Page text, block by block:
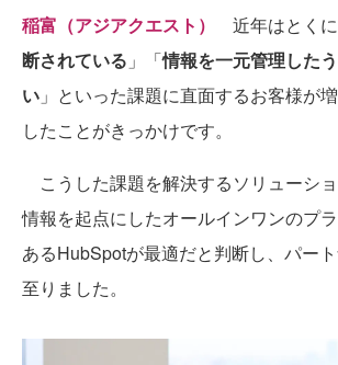
稲富（アジアクエスト） 近年はとく
断されている 」「情報を一元管理した
い 」といった課題に直面するお客様が
したことがきっかけです。
こうした課題を解決するソリューシ
情報を起点にしたオールインワンのプ
あるHubSpotが最適だと判断し、パー
至りました。